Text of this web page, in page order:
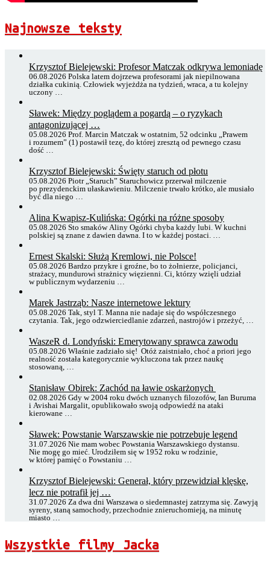
Najnowsze teksty
Krzysztof Bielejewski: Profesor Matczak odkrywa lemoniadę
06.08.2026 Polska latem dojrzewa profesorami jak niepilnowana
działka cukinią. Człowiek wyjeżdża na tydzień, wraca, a tu kolejny
uczony …
Sławek: Między poglądem a pogardą – o ryzykach
antagonizującej …
05.08.2026 Prof. Marcin Matczak w ostatnim, 52 odcinku „Prawem
i rozumem” (1) postawił tezę, do której zresztą od pewnego czasu
dość …
Krzysztof Bielejewski: Święty staruch od płotu
05.08.2026 Piotr „Staruch” Staruchowicz przerwał milczenie
po prezydenckim ułaskawieniu. Milczenie trwało krótko, ale musiało
być dla niego …
Alina Kwapisz-Kulińska: Ogórki na różne sposoby
05.08.2026 Sto smaków Aliny Ogórki chyba każdy lubi. W kuchni
polskiej są znane z dawien dawna. I to w każdej postaci. …
Ernest Skalski: Służą Kremlowi, nie Polsce!
05.08.2026 Bardzo przykre i groźne, bo to żołnierze, policjanci,
strażacy, mundurowi strażnicy więzienni. Ci, którzy wzięli udział
w publicznym wydarzeniu …
Marek Jastrząb: Nasze internetowe lektury
05.08.2026 Tak, styl T. Manna nie nadaje się do współczesnego
czytania. Tak, jego odzwierciedlanie zdarzeń, nastrojów i przeżyć, …
WaszeR d. Londyński: Emerytowany sprawca zawodu
05.08.2026 Właśnie zadziało się! Otóż zaistniało, choć a priori jego
realność została kategorycznie wykluczona tak przez naukę
stosowaną, …
Stanisław Obirek: Zachód na ławie oskarżonych
02.08.2026 Gdy w 2004 roku dwóch uznanych filozofów, Ian Buruma
i Avishai Margalit, opublikowało swoją odpowiedź na ataki
kierowane …
Sławek: Powstanie Warszawskie nie potrzebuje legend
31.07.2026 Nie mam wobec Powstania Warszawskiego dystansu.
Nie mogę go mieć. Urodziłem się w 1952 roku w rodzinie,
w której pamięć o Powstaniu …
Krzysztof Bielejewski: Generał, który przewidział klęskę,
lecz nie potrafił jej …
31.07.2026 Za dwa dni Warszawa o siedemnastej zatrzyma się. Zawyją
syreny, staną samochody, przechodnie znieruchomieją, na minutę
miasto …
Wszystkie filmy Jacka